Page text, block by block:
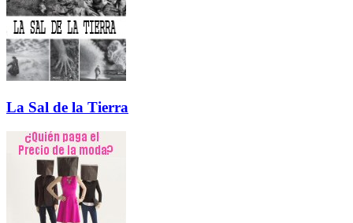
La Sal de la Tierra